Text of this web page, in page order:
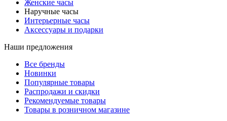
Женские часы
Наручные часы
Интерьерные часы
Аксессуары и подарки
Наши предложения
Все бренды
Новинки
Популярные товары
Распродажи и скидки
Рекомендуемые товары
Товары в розничном магазине